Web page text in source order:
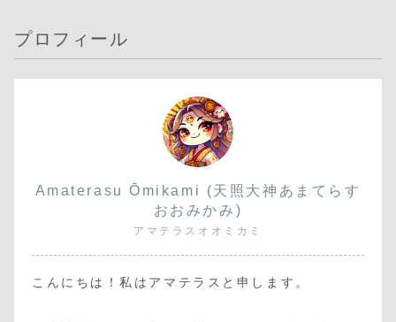
プロフィール
Amaterasu Ōmikami (天照大神あまてらす
おおみかみ)
アマテラスオオミカミ
こんにちは！私はアマテラスと申します。